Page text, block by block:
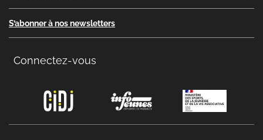
S’abonner à nos newsletters
Connectez-vous